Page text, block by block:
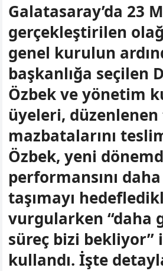
Galatasaray’da 23
gerçekleştirilen
genel kurulun
başkanlığa seçilen
Özbek ve yönetim
üyeleri,
mazbatalarını
Özbek, yeni
performansını
taşımayı
vurgularken “daha
süreç bizi bekliyor”
kullandı. İşte